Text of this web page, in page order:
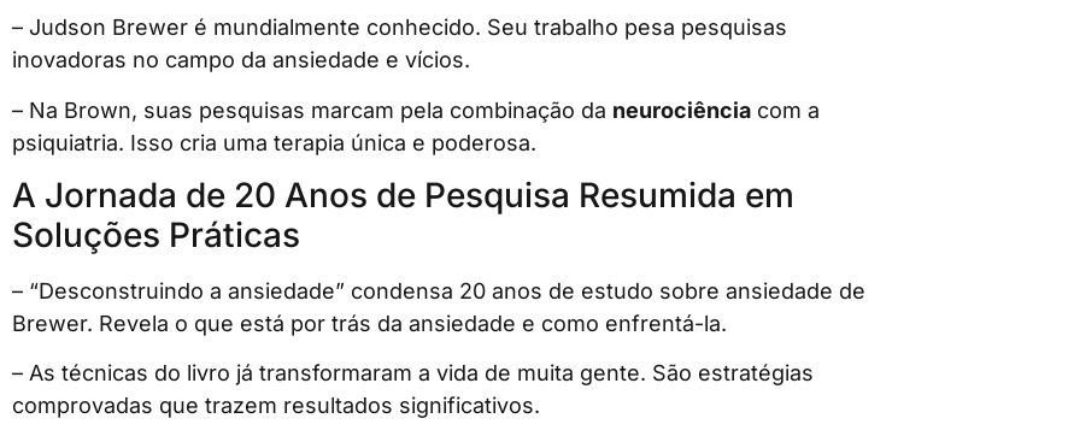
– Judson Brewer é mundialmente conhecido. Seu trabalho pesa pesquisas
inovadoras no campo da ansiedade e vícios.
– Na Brown, suas pesquisas marcam pela combinação da neurociência com a
psiquiatria. Isso cria uma terapia única e poderosa.
A Jornada de 20 Anos de Pesquisa Resumida em
Soluções Práticas
– “Desconstruindo a ansiedade” condensa 20 anos de estudo sobre ansiedade de
Brewer. Revela o que está por trás da ansiedade e como enfrentá-la.
– As técnicas do livro já transformaram a vida de muita gente. São estratégias
comprovadas que trazem resultados significativos.